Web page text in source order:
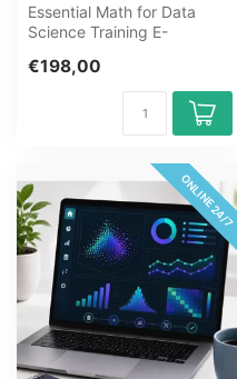
Essential Math for Data
Science Training E-
docenten, q...
€198,00
ONLINE 24/7